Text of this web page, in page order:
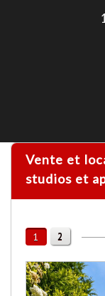
Vente et location immobilière puteaux :
studios et
1 2